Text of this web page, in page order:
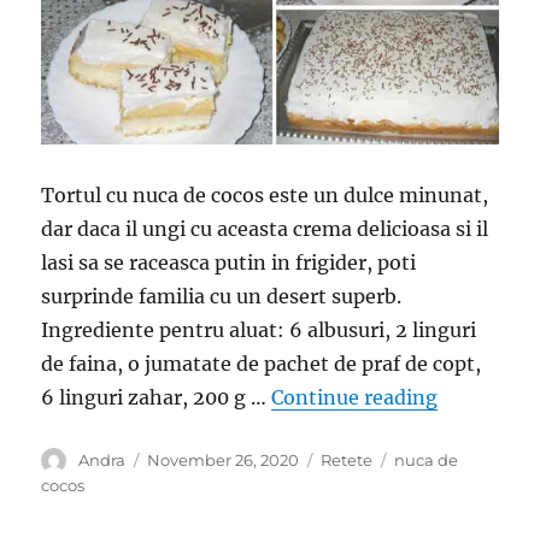
Tortul cu nuca de cocos este un dulce minunat,
dar daca il ungi cu aceasta crema delicioasa si il
lasi sa se raceasca putin in frigider, poti
surprinde familia cu un desert superb.
Ingrediente pentru aluat: 6 albusuri, 2 linguri
de faina, o jumatate de pachet de praf de copt,
6 linguri zahar, 200 g …Continue reading“Prajitura
Author
Andra
Posted
November 26, 2020 Categories
Retete Tags
nuca de
cocos